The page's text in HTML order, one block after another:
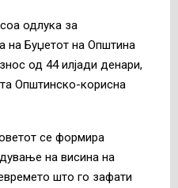
одлука за
на Буџетот на Општина
од 44 илјади денари,
Општинско-корисна
се формира
на висина на
што го зафати